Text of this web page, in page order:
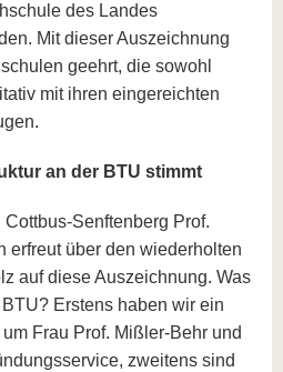
des Landes
Mit dieser Auszeichnung
geehrt, die sowohl
mit ihren eingereichten
an der BTU stimmt
Senftenberg Prof.
erfreut über den wiederholten
auf diese Auszeichnung. Was
Erstens haben wir ein
Frau Prof. Mißler-Behr und
zweitens sind